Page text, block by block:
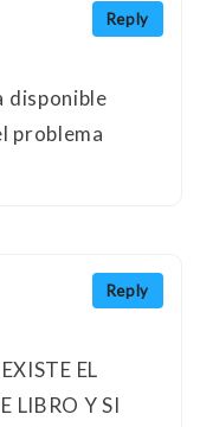
Reply
disponible
problema
Reply
EL
LIBRO Y SI